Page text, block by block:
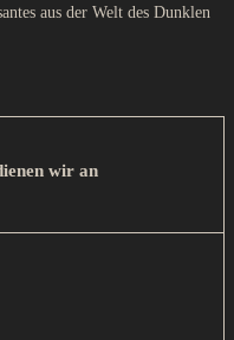
aus der Welt des Dunklen
wir an